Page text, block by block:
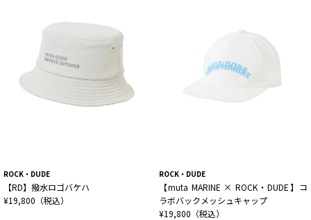
ROCK・DUDE
【RD】撥水ロゴバケハ
¥19,800（税込）
ROCK・DUDE
【muta MARINE × ROCK・DUDE】コ
ラボバックメッシュキャップ
¥19,800（税込）